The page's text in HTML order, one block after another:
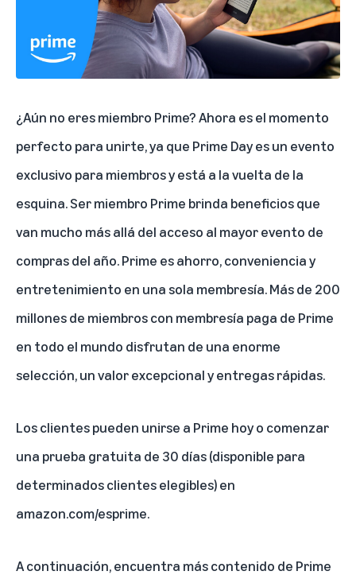
¿Aún no eres miembro Prime? Ahora es el momento
perfecto para unirte, ya que Prime Day es un evento
exclusivo para miembros y está a la vuelta de la
esquina. Ser miembro Prime brinda beneficios que
van mucho más allá del acceso al mayor evento de
compras del año. Prime es ahorro, conveniencia y
entretenimiento en una sola membresía. Más de 200
millones de miembros con membresía paga de Prime
en todo el mundo disfrutan de una enorme
selección, un valor excepcional y entregas rápidas.
Los clientes pueden unirse a Prime hoy o comenzar
una prueba gratuita de 30 días (disponible para
determinados clientes elegibles) en
amazon.com/esprime.
A continuación, encuentra máscontenido de Prime